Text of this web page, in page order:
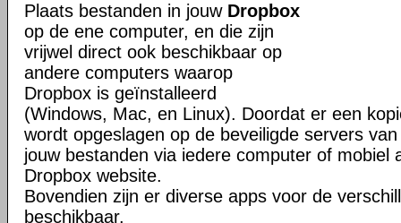
Plaats bestanden in jouw Dropbox
op de ene computer, en die zijn
vrijwel direct ook beschikbaar op
andere computers waarop
Dropbox is geïnstalleerd
(Windows, Mac, en Linux). Doordat er een
wordt opgeslagen op de beveiligde servers
jouw bestanden via iedere computer of mobiel
Dropbox website.
Bovendien zijn er diverse apps voor de
beschikbaar.